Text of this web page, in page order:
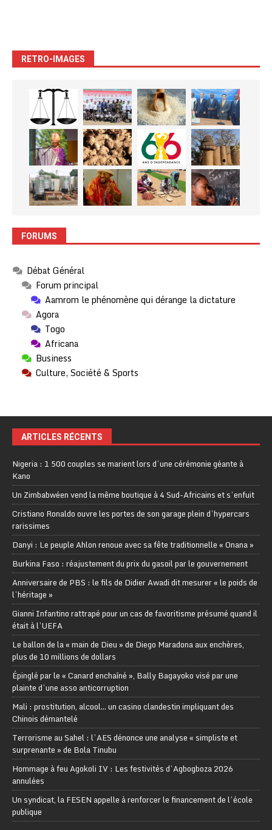
RETRO-IMAGES
FORUMS
Débat Général
Forum principal
Aamrom le phénomène qui dérange la dictature
Agora
Togo
Africana
Business
Culture, Société & Sports
ARTICLES RÉCENTS
Nigeria : 1 500 couples se marient lors d’une cérémonie géante à
Kano
Un Zimbabwéen vend la même boutique à 4 Sud-Africains et s’enfuit
Cristiano Ronaldo ouvre les portes de son garage plein d’hypercars
rarissimes
Danyi : Le peuple Ahlon renoue avec sa fête traditionnelle « Onana »
Burkina Faso : réajustement du prix du gasoil par le gouvernement
Anniversaire de PBS : le fils de Didier Awadi dit mesurer « le poids de
l’héritage »
Gianni Infantino rattrapé pour un cas de favoritisme présumé quand il
était à l’UEFA
Le ballon de la « main de Dieu » de Diego Maradona aux enchères,
plus de 10 millions de dollars
Épinglé par le « Canard enchaîné », Bally Bagayoko visé par une
plainte d’une asso anticorruption
Mali : prostitution, alcool… un casino clandestin impliquant des
Chinois démantelé
Terrorisme au Sahel : l’AES dénonce une analyse « simpliste et
surprenante » de Bola Tinubu
Hommage à feu Agokoli IV : Les festivités d’Agbogboza 2026
annulées
Un syndicat, la FESEN appelle à renforcer le financement de l’école
publique